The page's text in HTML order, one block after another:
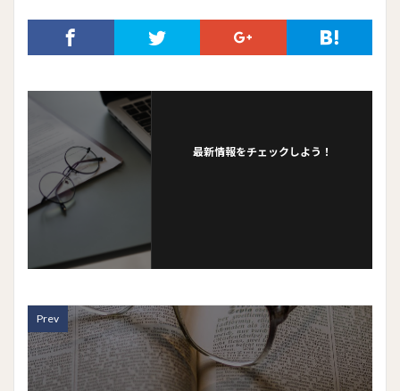
最新情報をチェックしよう！
Prev